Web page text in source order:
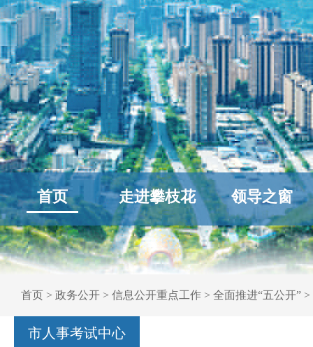
首页 走进攀枝花 领导之窗
首页 > 政务公开 > 信息公开重点工作 > 全面推进“五公开” >
市人事考试中心